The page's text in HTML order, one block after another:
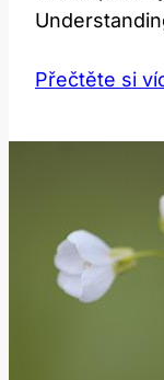
Přečtěte si